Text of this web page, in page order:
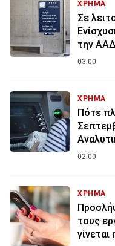
ΧΡΗΜΑ
Σε
την
03:00
ΧΡΗΜΑ
Πότε
02:00
ΧΡΗΜΑ
τους